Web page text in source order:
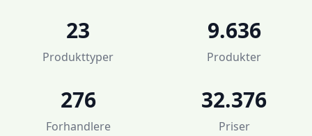
23
Produkttyper
9.636
Produkter
276
Forhandlere
32.376
Priser